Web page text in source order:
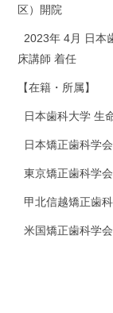
区）開院
2023年 4月 日本
床講師 着任
【在籍・所属】
日本歯科大学 生
日本矯正歯科学
東京矯正歯科学会
甲北信越矯正歯
米国矯正歯科学会